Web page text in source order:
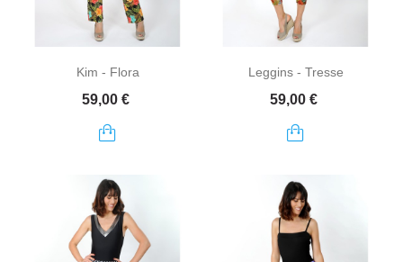
Kim - Flora
Prix
59,00 €
Leggins - Tresse
Prix
59,00 €